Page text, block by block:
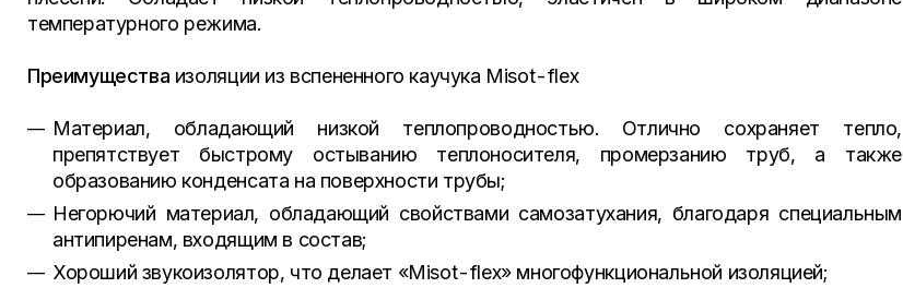
температурного режима.
Преимущества изоляции из вспененного каучука Misot-flex
Материал, обладающий низкой теплопроводностью. Отлично сохраняет тепло,
препятствует быстрому остыванию теплоносителя, промерзанию труб, а также
образованию конденсата на поверхности трубы;
Негорючий материал, обладающий свойствами самозатухания, благодаря специальным
антипиренам, входящим в состав;
Хороший звукоизолятор, что делает «Misot-flex» многофункциональной изоляцией;